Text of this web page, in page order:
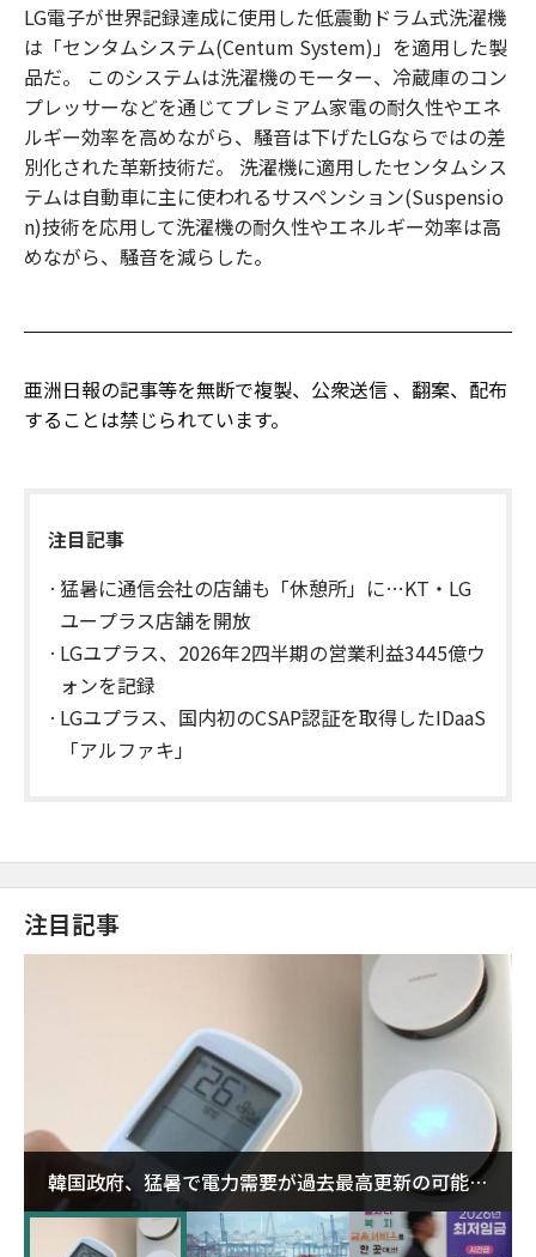
LG電子が世界記録達成に使用した低震動ドラム式洗濯機
は「センタムシステム(Centum System)」を適用した製
品だ。 このシステムは洗濯機のモーター、冷蔵庫のコン
プレッサーなどを通じてプレミアム家電の耐久性やエネ
ルギー効率を高めながら、騒音は下げたLGならではの差
別化された革新技術だ。 洗濯機に適用したセンタムシス
テムは自動車に主に使われるサスペンション(Suspensio
n)技術を応用して洗濯機の耐久性やエネルギー効率は高
めながら、騒音を減らした。
亜洲日報の記事等を無断で複製、公衆送信 、翻案、配布
することは禁じられています。
注目記事
猛暑に通信会社の店舗も「休憩所」に…KT・LG
ユープラス店舗を開放
LGユプラス、2026年2四半期の営業利益3445億ウ
ォンを記録
LGユプラス、国内初のCSAP認証を取得したIDaaS
「アルファキ」
注目記事
韓国政府、猛暑で電力需要が過去最高更新の可能性
に需給対応体制を点検